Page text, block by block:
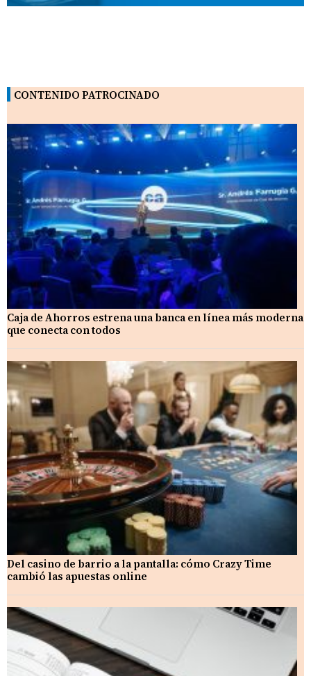
CONTENIDO PATROCINADO
Caja de Ahorros estrena una banca en línea más moderna
que conecta con todos
Del casino de barrio a la pantalla: cómo Crazy Time
cambió las apuestas online